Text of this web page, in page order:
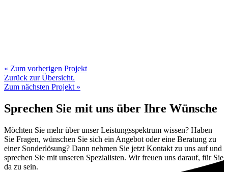
« Zum vorherigen Projekt
Zurück zur Übersicht.
Zum nächsten Projekt »
Sprechen Sie mit uns über Ihre Wünsche
Möchten Sie mehr über unser Leistungsspektrum wissen? Haben
Sie Fragen, wünschen Sie sich ein Angebot oder eine Beratung zu
einer Sonderlösung? Dann nehmen Sie jetzt Kontakt zu uns auf und
sprechen Sie mit unseren Spezialisten. Wir freuen uns darauf, für Sie
da zu sein.